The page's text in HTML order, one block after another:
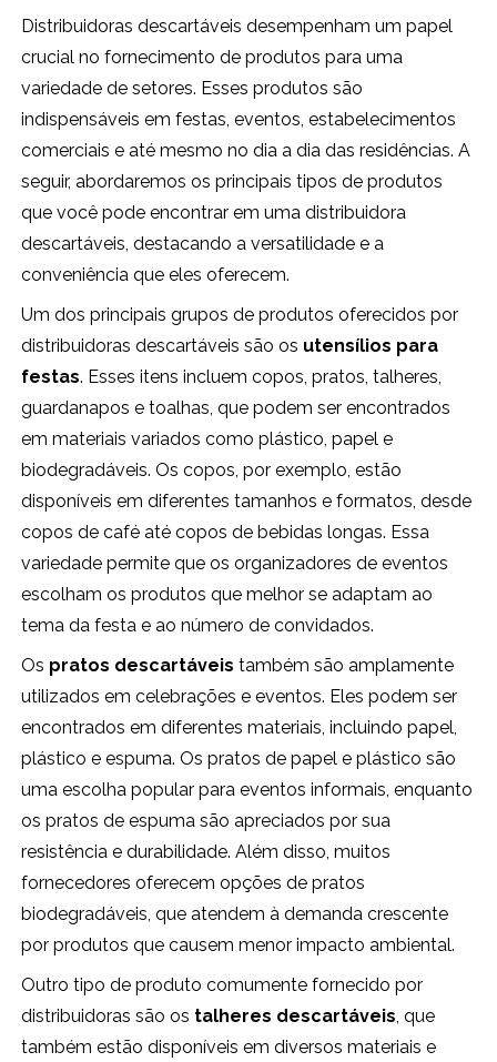
Distribuidoras descartáveis desempenham um papel
crucial no fornecimento de produtos para uma
variedade de setores. Esses produtos são
indispensáveis em festas, eventos, estabelecimentos
comerciais e até mesmo no dia a dia das residências. A
seguir, abordaremos os principais tipos de produtos
que você pode encontrar em uma distribuidora
descartáveis, destacando a versatilidade e a
conveniência que eles oferecem.
Um dos principais grupos de produtos oferecidos por
distribuidoras descartáveis são os utensílios para
festas. Esses itens incluem copos, pratos, talheres,
guardanapos e toalhas, que podem ser encontrados
em materiais variados como plástico, papel e
biodegradáveis. Os copos, por exemplo, estão
disponíveis em diferentes tamanhos e formatos, desde
copos de café até copos de bebidas longas. Essa
variedade permite que os organizadores de eventos
escolham os produtos que melhor se adaptam ao
tema da festa e ao número de convidados.
Os pratos descartáveis também são amplamente
utilizados em celebrações e eventos. Eles podem ser
encontrados em diferentes materiais, incluindo papel,
plástico e espuma. Os pratos de papel e plástico são
uma escolha popular para eventos informais, enquanto
os pratos de espuma são apreciados por sua
resistência e durabilidade. Além disso, muitos
fornecedores oferecem opções de pratos
biodegradáveis, que atendem à demanda crescente
por produtos que causem menor impacto ambiental.
Outro tipo de produto comumente fornecido por
distribuidoras são os talheres descartáveis, que
também estão disponíveis em diversos materiais e